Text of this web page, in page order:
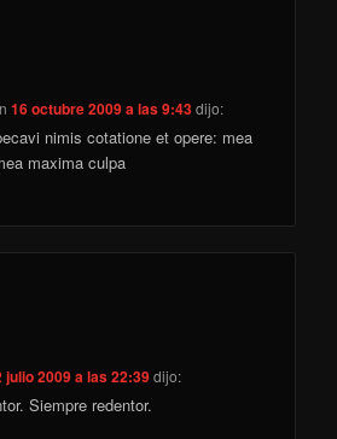
16 octubre 2009 a las 9:43dijo:
nimis cotatione et opere: mea
maxima culpa
julio 2009 a las 22:39dijo:
Siempre redentor.